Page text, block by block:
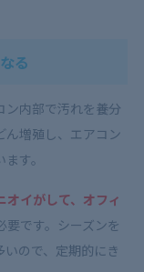
る
ン内部で汚れを養分
ん増殖し、エアコン
す。
イがして、オフィ
要です。シーズンを
ので、定期的にき